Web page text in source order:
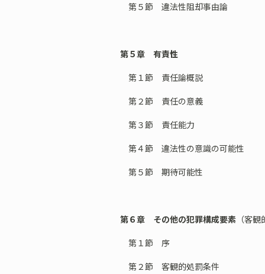
第５節 違法性阻却事由論
第５章 有責性
第１節 責任論概説
第２節 責任の意義
第３節 責任能力
第４節 違法性の意識の可能性
第５節 期待可能性
第６章 その他の犯罪構成要素（客観
第１節 序
第２節 客観的処罰条件